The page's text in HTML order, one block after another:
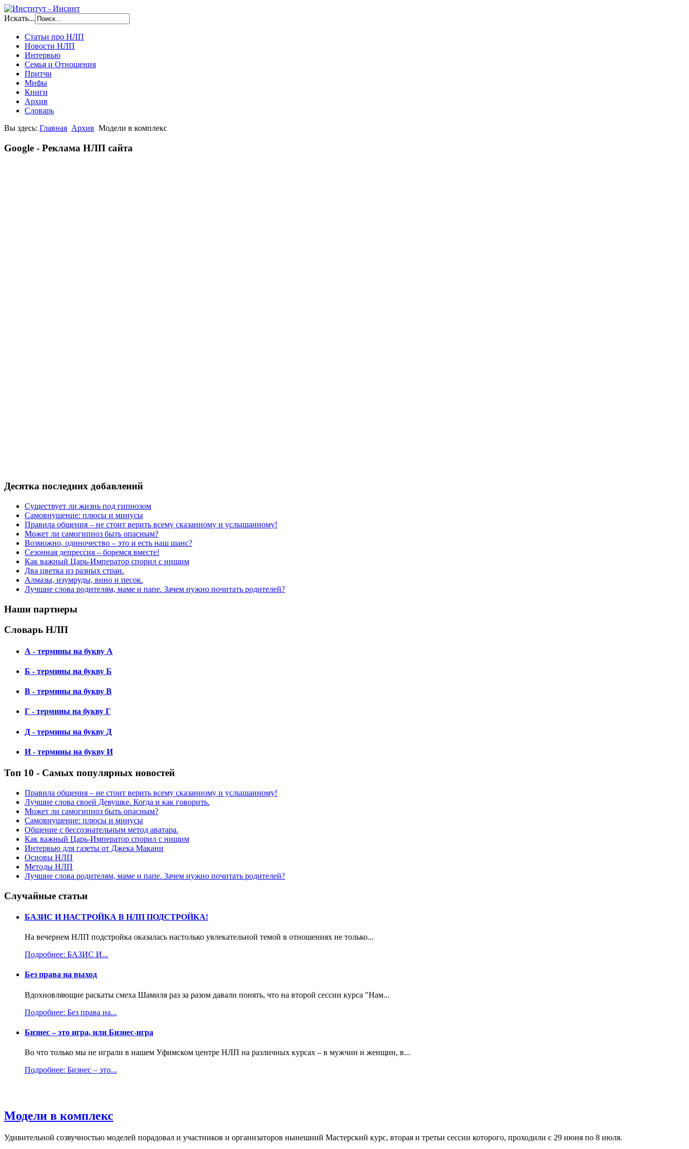
Искать...
Статьи про НЛП
Новости НЛП
Интервью
Семья и Отношения
Притчи
Мифы
Книги
Архив
Словарь
Вы здесь: Главная Архив Модели в комплекс
Google - Реклама НЛП сайта
Десятка последних добавлений
Существует ли жизнь под гипнозом
Самовнушение: плюсы и минусы
Правила общения – не стоит верить всему сказанному и услышанному!
Может ли самогипноз быть опасным?
Возможно, одиночество – это и есть наш шанс?
Сезонная депрессия – боремся вместе!
Как важный Царь-Император спорил с нищим
Два цветка из разных стран.
Алмазы, изумруды, вино и песок.
Лучшие слова родителям, маме и папе. Зачем нужно почитать родителей?
Наши партнеры
Словарь НЛП
А - термины на букву А
Б - термины на букву Б
В - термины на букву В
Г - термины на букву Г
Д - термины на букву Д
И - термины на букву И
Топ 10 - Самых популярных новостей
Правила общения – не стоит верить всему сказанному и услышанному!
Лучшие слова своей Девушке. Когда и как говорить.
Может ли самогипноз быть опасным?
Самовнушение: плюсы и минусы
Общение с бессознательным метод аватара.
Как важный Царь-Император спорил с нищим
Интервью для газеты от Джека Макани
Основы НЛП
Методы НЛП
Лучшие слова родителям, маме и папе. Зачем нужно почитать родителей?
Случайные статьи
БАЗИС И НАСТРОЙКА В НЛП ПОДСТРОЙКА!
На вечернем НЛП подстройка оказалась настолько увлекательной темой в отношениях не только...
Подробнее: БАЗИС И...
Без права на выход
Вдохновляющие раскаты смеха Шамиля раз за разом давали понять, что на второй сессии курса "Нам...
Подробнее: Без права на...
Бизнес – это игра, или Бизнес-игра
Во что только мы не играли в нашем Уфимском центре НЛП на различных курсах – в мужчин и женщин, в...
Подробнее: Бизнес – это...
Модели в комплекс
Удивительной созвучностью моделей порадовал и участников и организаторов нынешний Мастерский курс, вторая и третьи сессии которого, проходили с 29 июня по 8 июля.